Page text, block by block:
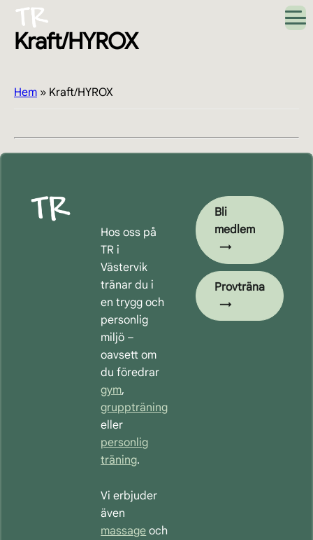
Hoppa
till
huvudnavigering
Hoppa
till
huvudinnehåll
Hoppa
till
det
primära
Hoppa
till
sidfot
Kraft/HYROX
Hem » Kraft/HYROX
Hos oss på
TR i
Västervik
tränar du i
en trygg och
personlig
miljö –
oavsett om
du föredrar
gym,
gruppträning
eller
personlig
träning.
Vi erbjuder
även
massage och
Bli
medlem
Provträna